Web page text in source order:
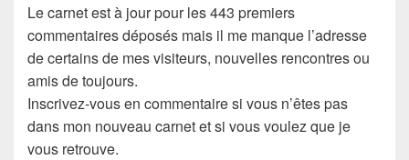
Le carnet est à jour pour les 443 premiers
commentaires déposés mais il me manque l’adresse
de certains de mes visiteurs, nouvelles rencontres ou
amis de toujours.
Inscrivez-vous en commentaire si vous n’êtes pas
dans mon nouveau carnet et si vous voulez que je
vous retrouve.